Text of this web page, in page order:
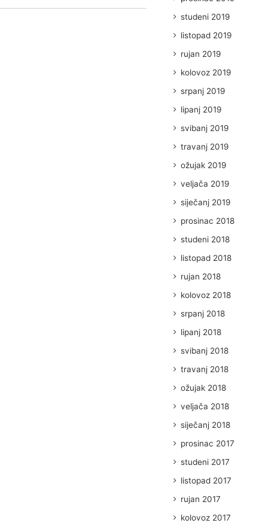
studeni 2019
listopad 2019
rujan 2019
kolovoz 2019
srpanj 2019
lipanj 2019
svibanj 2019
travanj 2019
ožujak 2019
veljača 2019
siječanj 2019
prosinac 2018
studeni 2018
listopad 2018
rujan 2018
kolovoz 2018
srpanj 2018
lipanj 2018
svibanj 2018
travanj 2018
ožujak 2018
veljača 2018
siječanj 2018
prosinac 2017
studeni 2017
listopad 2017
rujan 2017
kolovoz 2017